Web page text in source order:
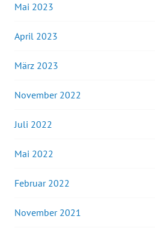
Mai 2023
April 2023
März 2023
November 2022
Juli 2022
Mai 2022
Februar 2022
November 2021